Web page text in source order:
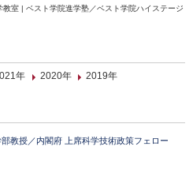
室 | ベスト学院進学塾／ベスト学院ハイステージ
年 2020年 2019年
教授／内閣府 上席科学技術政策フェロー